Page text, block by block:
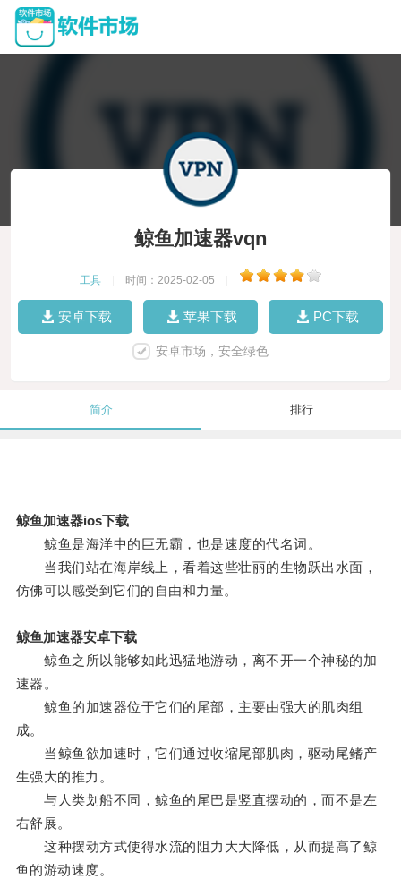
鲸鱼加速器vqn
工具 时间：2025-02-05
安卓下载 苹果下载 PC下载
安卓市场，安全绿色
简介 排行
鲸鱼加速器ios下载
鲸鱼是海洋中的巨无霸，也是速度的代名词。
当我们站在海岸线上，看着这些壮丽的生物跃出水面，
仿佛可以感受到它们的自由和力量。
鲸鱼加速器安卓下载
鲸鱼之所以能够如此迅猛地游动，离不开一个神秘的加
速器。
鲸鱼的加速器位于它们的尾部，主要由强大的肌肉组
成。
当鲸鱼欲加速时，它们通过收缩尾部肌肉，驱动尾鳍产
生强大的推力。
与人类划船不同，鲸鱼的尾巴是竖直摆动的，而不是左
右舒展。
这种摆动方式使得水流的阻力大大降低，从而提高了鲸
鱼的游动速度。